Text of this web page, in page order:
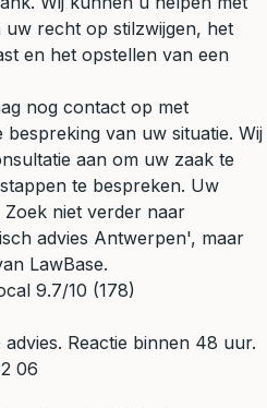
recht op stilzwijgen, het
en het opstellen van een
nog contact op met
van uw situatie. Wij
aan om uw zaak te
te bespreken. Uw
niet verder naar
advies Antwerpen', maar
LawBase.
9.7/10 (178)
Reactie binnen 48 uur.
06